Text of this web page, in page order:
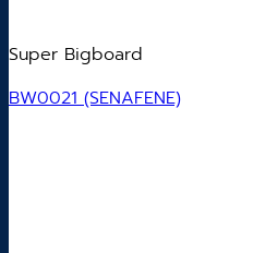
Super Bigboard
BW0021 (SENAFENE)